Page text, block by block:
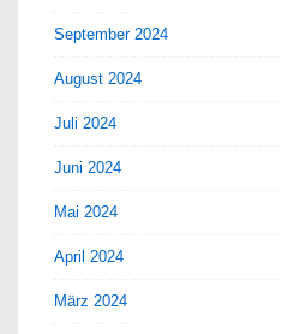
September 2024
August 2024
Juli 2024
Juni 2024
Mai 2024
April 2024
März 2024